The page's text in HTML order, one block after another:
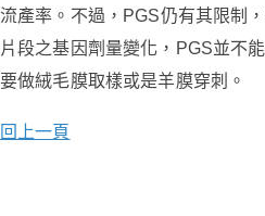
流產率。不過， PGS仍有其限制
片段之基因劑量變化， PGS並不
要做絨毛膜取樣或是羊膜穿刺。
回上一頁